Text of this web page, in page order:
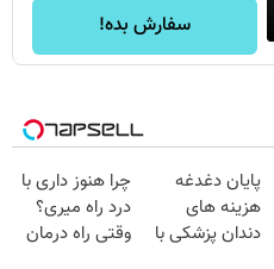
سفارش بده!
پایان دغدغه
هزینه های
دندان پزشکی با
چرا هنوز داری با
درد راه میری؟
وقتی راه درمان